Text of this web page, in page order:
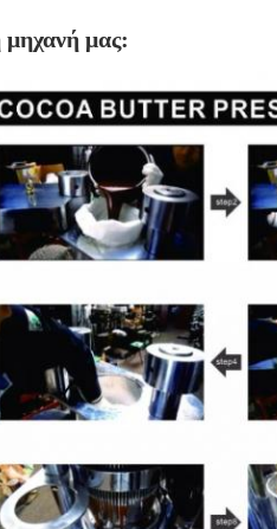
μηχανή μας: